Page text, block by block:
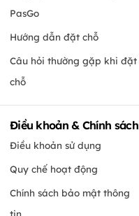
PasGo
Hướng dẫn đặt chỗ
Câu hỏi thường gặp khi đặt
chỗ
Điều khoản & Chính sách
Điều khoản sử dụng
Quy chế hoạt động
Chính sách bảo mật thông
tin